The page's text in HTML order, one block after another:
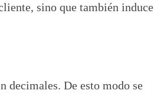
sino que también induce
decimales. De esto modo se